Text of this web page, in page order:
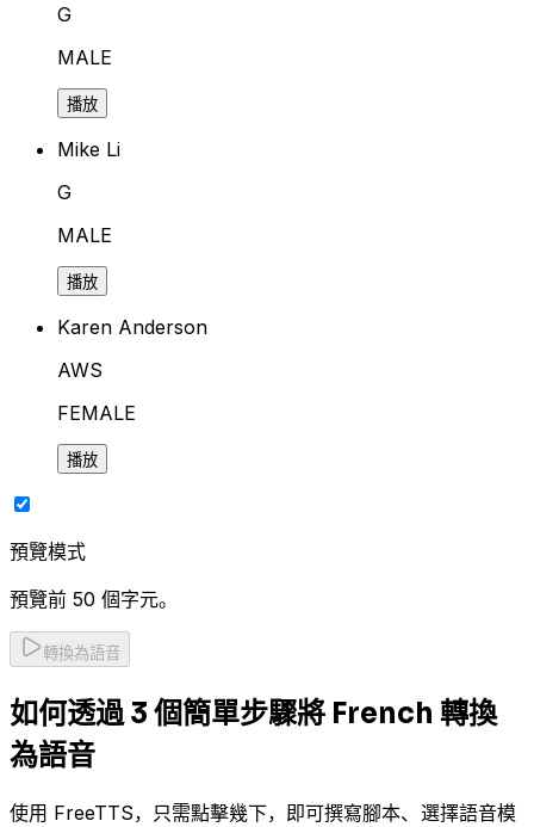
G
MALE
播放
Mike Li
G
MALE
播放
Karen Anderson
AWS
FEMALE
播放
預覽模式
預覽前 50 個字元。
轉換為語音
如何透過 3 個簡單步驟將 French 轉換
為語音
使用 FreeTTS，只需點擊幾下，即可撰寫腳本、選擇語音模